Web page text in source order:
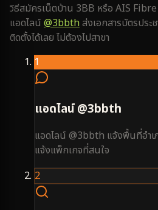
วิธีสมัครเน็ตบ้าน 3BB หรือ AIS Fibre
แอดไลน์ @3bbthส่งเอกสารบัตรประ
ติดตั้งได้เลย ไม่ต้องไปสาขา
1
แอดไลน์ @3bbth
แอดไลน์ @3bbth แจ้งพื้นที่อำ
แจ้งแพ็กเกจที่สนใจ
2